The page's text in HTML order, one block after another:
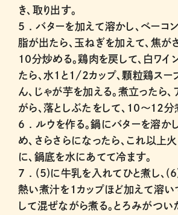
き、取り出す。
5 .バターを加えて溶かし、ベーコ
脂が出たら、玉ねぎを加えて、焦が
10分炒める。鶏肉を戻して、白ワイ
たら、水1と1/2カップ、顆粒鶏スー
ん、じゃが芋を加える。煮立ったら
がら、落としぶたをして、10〜12分
6 .ルウを作る。鍋にバターを溶か
め、さらさらになったら、これ以上
に、鍋底を水にあてて冷ます。
7 . (5)に牛乳を入れてひと煮し、
熱い煮汁を1カップほど加えて溶い
して混ぜながら煮る。とろみがつい